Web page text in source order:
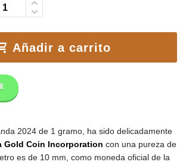
Añadir a carrito
2024 de 1 gramo, ha sido delicadamente
Gold Coin Incorporation con una pureza de
es de 10 mm, como moneda oficial de la